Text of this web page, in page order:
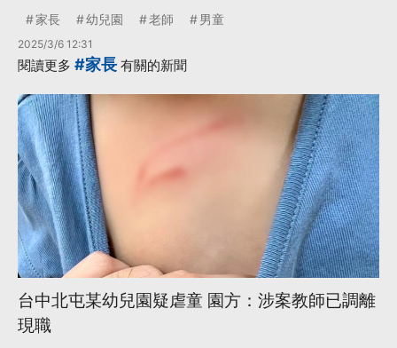
家長 幼兒園 老師 男童
2025/3/6 12:31
閱讀更多 #家長 有關的新聞
台中北屯某幼兒園疑虐童 園方：涉案教師已調離
現職